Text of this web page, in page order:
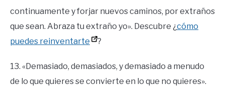
continuamente y forjar nuevos caminos, por extraños
que sean. Abraza tu extraño yo». Descubre ¿cómo
puedes reinventarte
?
13. «Demasiado, demasiados, y demasiado a menudo
de lo que quieres se convierte en lo que no quieres».